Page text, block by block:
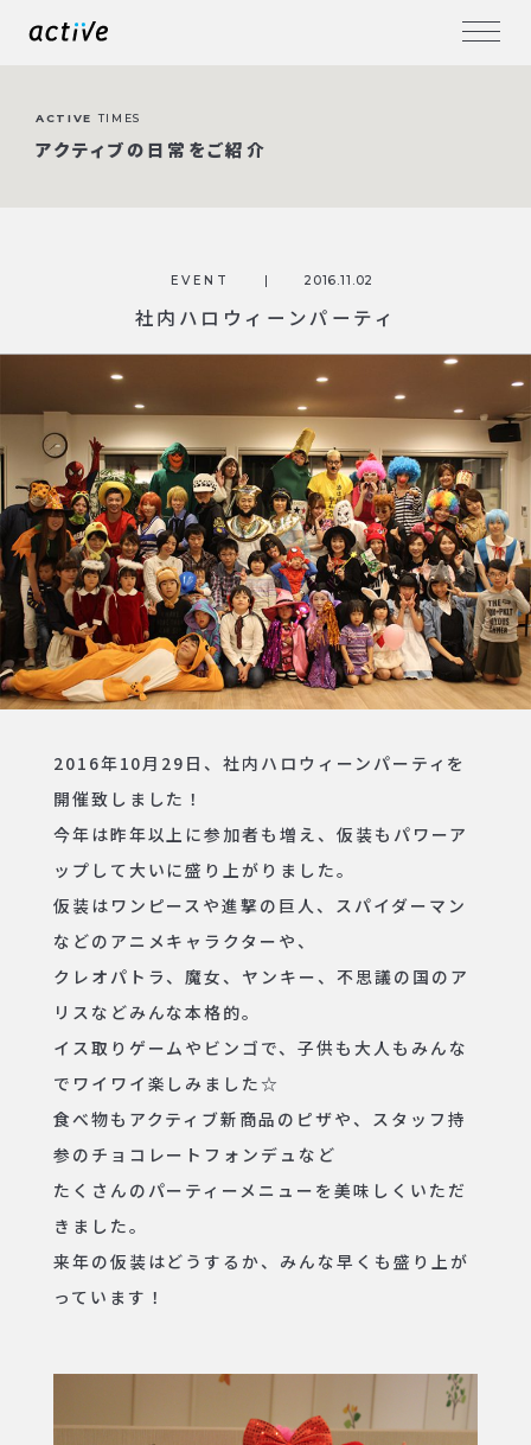
ACTIVE TIMES
アクティブの日常をご紹介
EVENT 2016.11.02
社内ハロウィーンパーティ
2016年10月29日、社内ハロウィーンパーティを
開催致しました！
今年は昨年以上に参加者も増え、仮装もパワーア
ップして大いに盛り上がりました。
仮装はワンピースや進撃の巨人、スパイダーマン
などのアニメキャラクターや、
クレオパトラ、魔女、ヤンキー、不思議の国のア
リスなどみんな本格的。
イス取りゲームやビンゴで、子供も大人もみんな
でワイワイ楽しみました☆
食べ物もアクティブ新商品のピザや、スタッフ持
参のチョコレートフォンデュなど
たくさんのパーティーメニューを美味しくいただ
きました。
来年の仮装はどうするか、みんな早くも盛り上が
っています！